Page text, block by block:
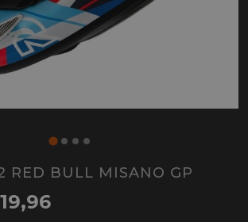
RED BULL MISANO GP